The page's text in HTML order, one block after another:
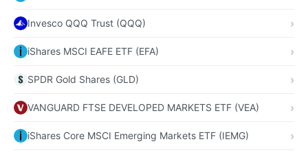
Invesco QQQ Trust (QQQ)
iShares MSCI EAFE ETF (EFA)
SPDR Gold Shares (GLD)
VANGUARD FTSE DEVELOPED MARKETS ETF (VEA)
iShares Core MSCI Emerging Markets ETF (IEMG)